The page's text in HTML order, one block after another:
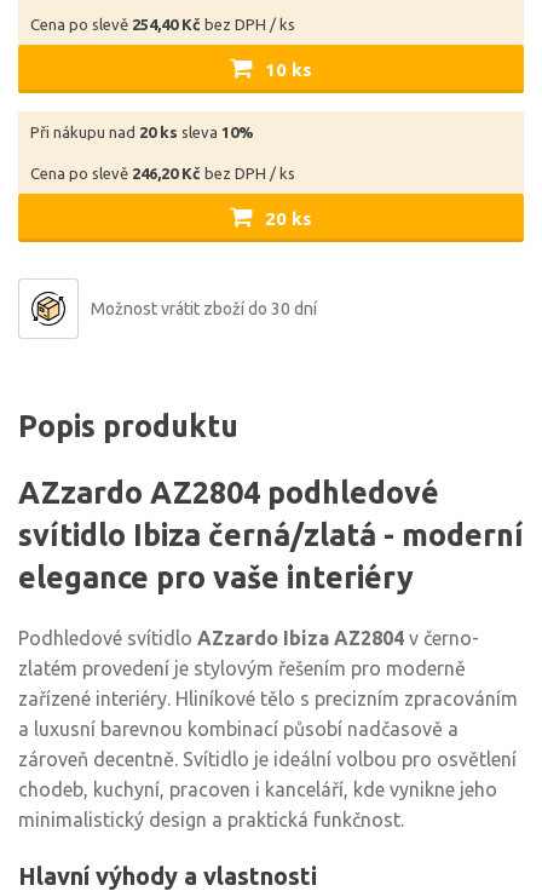
Cena po slevě 254,40 Kč bez DPH / ks
10 ks
Při nákupu nad 20 ks sleva 10%
Cena po slevě 246,20 Kč bez DPH / ks
20 ks
Možnost vrátit zboží do 30 dní
Popis produktu
AZzardo AZ2804 podhledové
svítidlo Ibiza černá/zlatá - moderní
elegance pro vaše interiéry
Podhledové svítidlo AZzardo Ibiza AZ2804 v černo-
zlatém provedení je stylovým řešením pro moderně
zařízené interiéry. Hliníkové tělo s precizním zpracováním
a luxusní barevnou kombinací působí nadčasově a
zároveň decentně. Svítidlo je ideální volbou pro osvětlení
chodeb, kuchyní, pracoven i kanceláří, kde vynikne jeho
minimalistický design a praktická funkčnost.
Hlavní výhody a vlastnosti